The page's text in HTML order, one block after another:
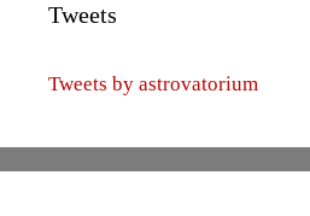
Tweets
Tweets by astrovatorium